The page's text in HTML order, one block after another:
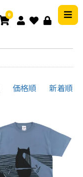
0
価格順 新着順